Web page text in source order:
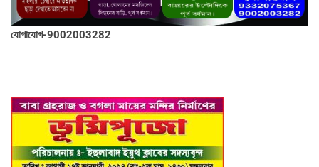
যোগাযোগ-9002003282